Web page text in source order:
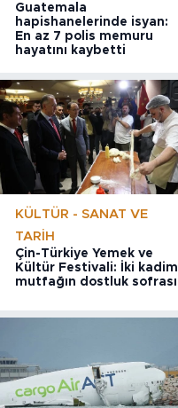
Guatemala
hapishanelerinde isyan:
En az 7 polis memuru
hayatını kaybetti
KÜLTÜR - SANAT VE
TARIH
Çin-Türkiye Yemek ve
Kültür Festivali: İki kadim
mutfağın dostluk sofrası